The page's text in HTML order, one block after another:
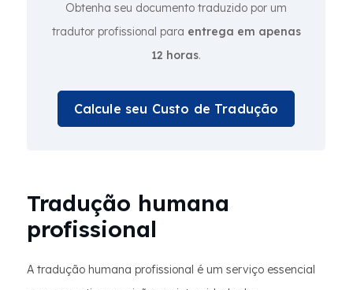
Obtenha seu documento traduzido por um
tradutor profissional para entrega em apenas
12 horas.
Calcule seu Custo de Tradução
Tradução humana
profissional
A tradução humana profissional é um serviço essencial